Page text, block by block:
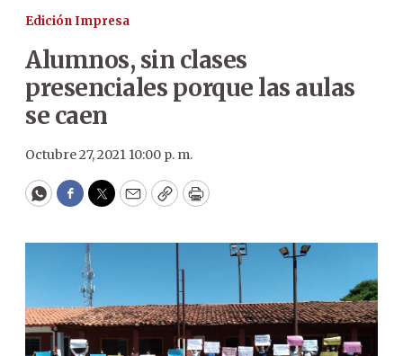
Edición Impresa
Alumnos, sin clases
presenciales porque las aulas
se caen
Octubre 27, 2021 10:00 p. m.
WhatsApp
Facebook
Twitter
EmailCopyPrint